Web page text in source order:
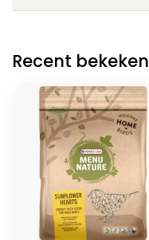
Recent bekeken